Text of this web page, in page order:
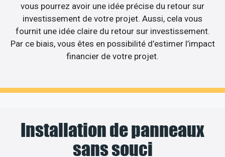
vous pourrez avoir une idée précise du retour sur
investissement de votre projet. Aussi, cela vous
fournit une idée claire du retour sur investissement.
Par ce biais, vous êtes en possibilité d’estimer l’impact
financier de votre projet.
Installation de panneaux
sans souci